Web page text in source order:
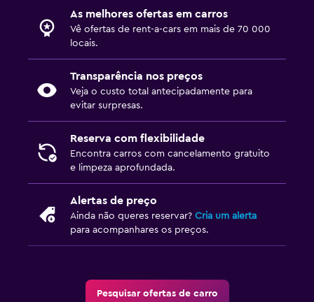
As melhores ofertas em carros
Vê ofertas de rent-a-cars em mais de 70 000
locais.
Transparência nos preços
Veja o custo total antecipadamente para
evitar surpresas.
Reserva com flexibilidade
Encontra carros com cancelamento gratuito
e limpeza aprofundada.
Alertas de preço
Ainda não queres reservar? Cria um alerta
para acompanhares os preços.
Pesquisar ofertas de carro